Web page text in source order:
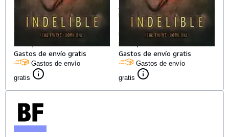
Indelible
Metcalf, Dawn
Tapa blanda
Usado
EUR 3,12
Gastos de envío gratis
Gastos de envío
gratis
Indelible
Metcalf, Dawn
Tapa blanda
Usado
EUR 3,12
Gastos de envío gratis
Gastos de envío
gratis